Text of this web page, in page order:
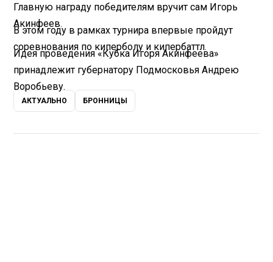
Главную награду победителям вручит сам Игорь
Акинфеев.
В этом году в рамках турнира впервые пройдут
соревнования по киперболу и кипербаттл.
Идея проведения «Кубка Игоря Акинфеева»
принадлежит губернатору Подмосковья Андрею
Воробьеву.
АКТУАЛЬНО БРОННИЦЫ